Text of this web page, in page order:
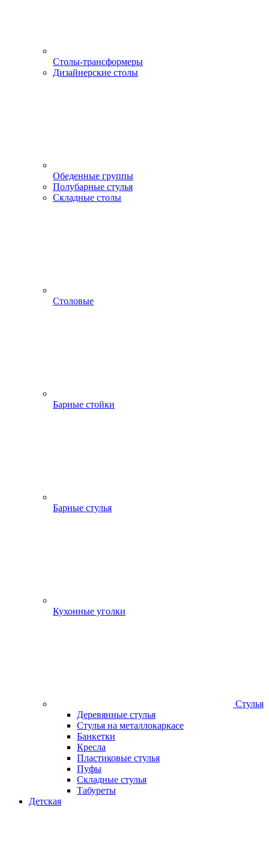
Столы-трансформеры
Дизайнерские столы
Обеденные группы
Полубарные стулья
Складные столы
Столовые
Барные стойки
Барные стулья
Кухонные уголки
Стулья
Деревянные стулья
Стулья на металлокаркасе
Банкетки
Кресла
Пластиковые стулья
Пуфы
Складные стулья
Табуреты
Детская